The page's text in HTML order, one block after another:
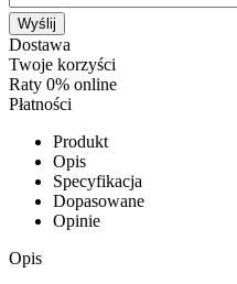
Wyślij
Dostawa
Twoje korzyści
Raty 0% online
Płatności
Produkt
Opis
Specyfikacja
Dopasowane
Opinie
Opis